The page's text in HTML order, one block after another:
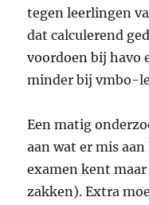
tegen leerlingen
dat calculerend
voordoen bij havo
minder bij vmbo-
Een matig
aan wat er mis
examen kent
zakken). Extra